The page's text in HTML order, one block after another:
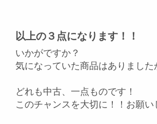
以上の３点になります！！
いかがですか？
気になっていた商品はありました
どれも中古、一点ものです！
このチャンスを大切に！！お願い